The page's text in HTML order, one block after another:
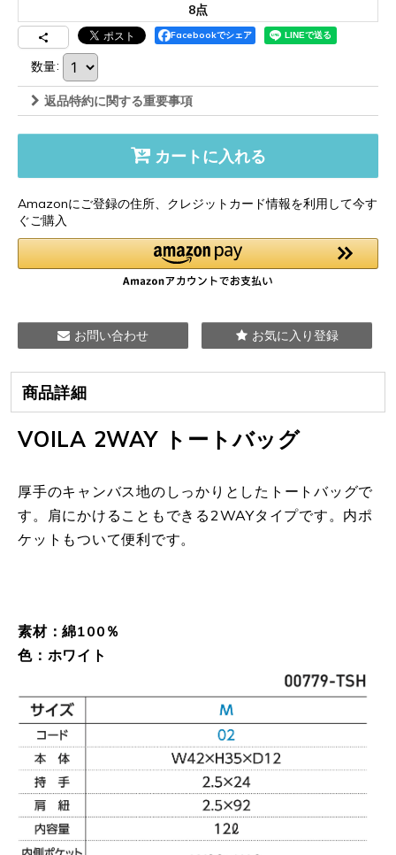
8点
Facebookでシェア
数量:
返品特約に関する重要事項
カートに入れる
Amazonにご登録の住所、クレジットカード情報を利用して今す
ぐご購入
お問い合わせ お気に入り登録
商品詳細
VOILA 2WAY トートバッグ
厚手のキャンバス地のしっかりとしたトートバッグで
す。肩にかけることもできる2WAYタイプです。内ポ
ケットもついて便利です。
素材：綿100％
色：ホワイト